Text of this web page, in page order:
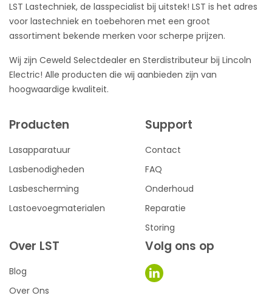
LST Lastechniek, de lasspecialist bij uitstek! LST is het adres
voor lastechniek en toebehoren met een groot
assortiment bekende merken voor scherpe prijzen.
Wij zijn Ceweld Selectdealer en Sterdistributeur bij Lincoln
Electric! Alle producten die wij aanbieden zijn van
hoogwaardige kwaliteit.
Producten
Lasapparatuur
Lasbenodigheden
Lasbescherming
Lastoevoegmaterialen
Support
Contact
FAQ
Onderhoud
Reparatie
Storing
Over LST
Blog
Over Ons
Volg ons op